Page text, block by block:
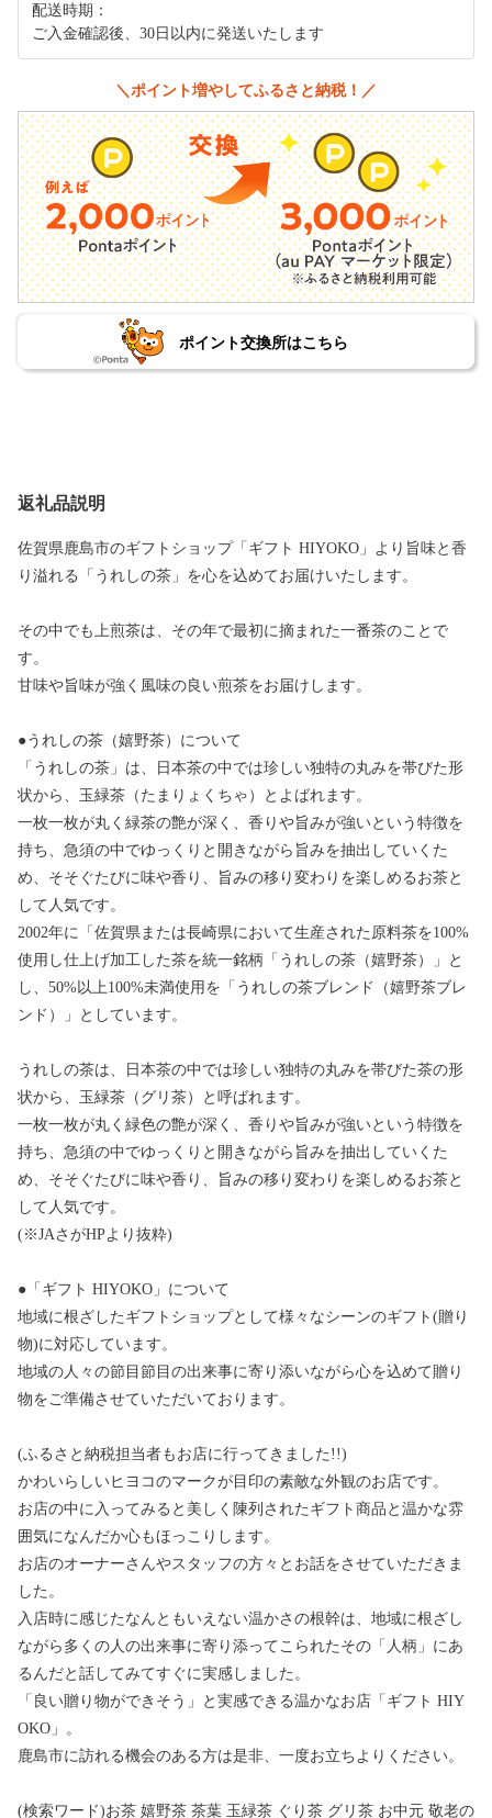
配送時期：
ご入金確認後、30日以内に発送いたします
＼ポイント増やしてふるさと納税！／
ポイント交換所はこちら
返礼品説明
佐賀県鹿島市のギフトショップ「ギフト HIYOKO」より旨味と香
り溢れる「うれしの茶」を心を込めてお届けいたします。
その中でも上煎茶は、その年で最初に摘まれた一番茶のことで
す。
甘味や旨味が強く風味の良い煎茶をお届けします。
●うれしの茶（嬉野茶）について
「うれしの茶」は、日本茶の中では珍しい独特の丸みを帯びた形
状から、玉緑茶（たまりょくちゃ）とよばれます。
一枚一枚が丸く緑茶の艶が深く、香りや旨みが強いという特徴を
持ち、急須の中でゆっくりと開きながら旨みを抽出していくた
め、そそぐたびに味や香り、旨みの移り変わりを楽しめるお茶と
して人気です。
2002年に「佐賀県または長崎県において生産された原料茶を100%
使用し仕上げ加工した茶を統一銘柄「うれしの茶（嬉野茶）」と
し、50%以上100%未満使用を「うれしの茶ブレンド（嬉野茶ブレ
ンド）」としています。
うれしの茶は、日本茶の中では珍しい独特の丸みを帯びた茶の形
状から、玉緑茶（グリ茶）と呼ばれます。
一枚一枚が丸く緑色の艶が深く、香りや旨みが強いという特徴を
持ち、急須の中でゆっくりと開きながら旨みを抽出していくた
め、そそぐたびに味や香り、旨みの移り変わりを楽しめるお茶と
して人気です。
(※JAさがHPより抜粋)
●「ギフト HIYOKO」について
地域に根ざしたギフトショップとして様々なシーンのギフト(贈り
物)に対応しています。
地域の人々の節目節目の出来事に寄り添いながら心を込めて贈り
物をご準備させていただいております。
(ふるさと納税担当者もお店に行ってきました!!)
かわいらしいヒヨコのマークが目印の素敵な外観のお店です。
お店の中に入ってみると美しく陳列されたギフト商品と温かな雰
囲気になんだか心もほっこりします。
お店のオーナーさんやスタッフの方々とお話をさせていただきま
した。
入店時に感じたなんともいえない温かさの根幹は、地域に根ざし
ながら多くの人の出来事に寄り添ってこられたその「人柄」にあ
るんだと話してみてすぐに実感しました。
「良い贈り物ができそう」と実感できる温かなお店「ギフト HIY
OKO」。
鹿島市に訪れる機会のある方は是非、一度お立ちよりください。
(検索ワード)お茶 嬉野茶 茶葉 玉緑茶 ぐり茶 グリ茶 お中元 敬老の